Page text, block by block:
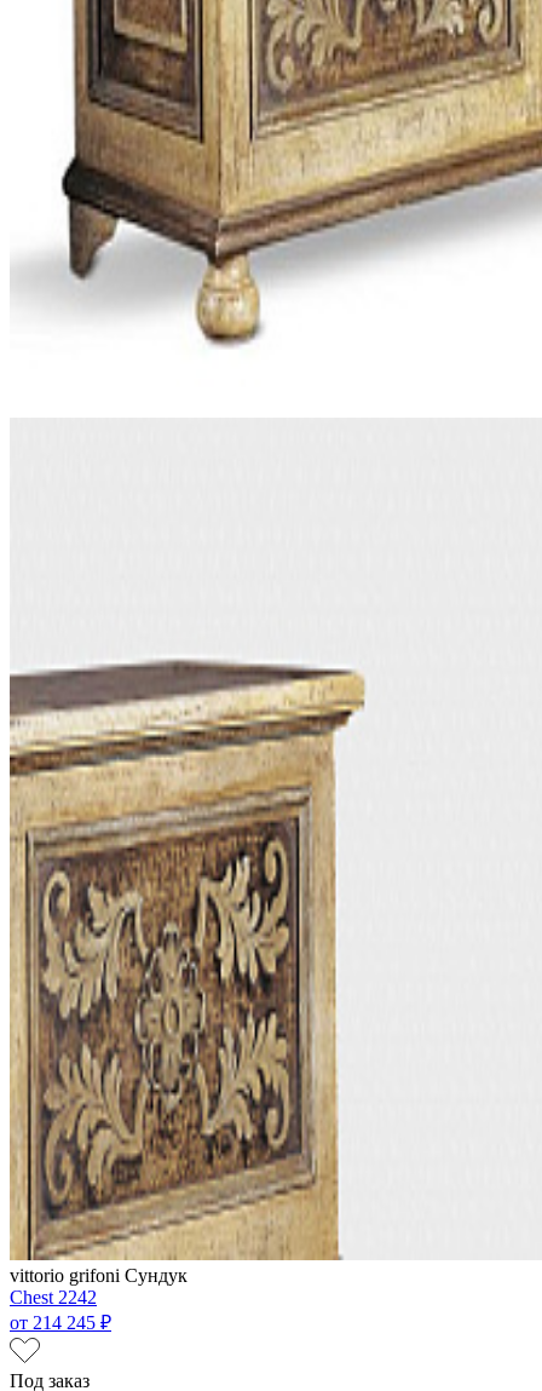
vittorio grifoni Сундук
Chest 2242
от 214 245 ₽
Под заказ